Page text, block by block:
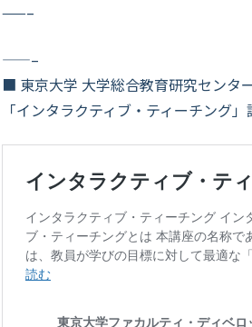
——–
——–
■ 東京大学 大学総合教育研究センタ
「インタラクティブ・ティーチング」